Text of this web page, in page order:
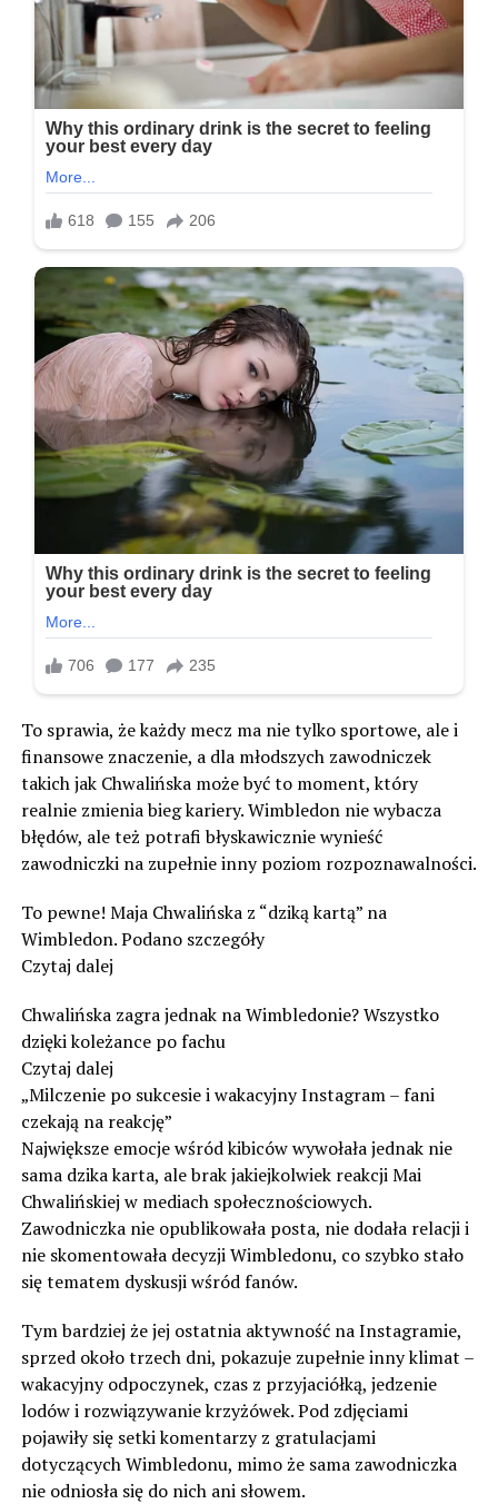
To sprawia, że każdy mecz ma nie tylko sportowe, ale i
finansowe znaczenie, a dla młodszych zawodniczek
takich jak Chwalińska może być to moment, który
realnie zmienia bieg kariery. Wimbledon nie wybacza
błędów, ale też potrafi błyskawicznie wynieść
zawodniczki na zupełnie inny poziom rozpoznawalności.
To pewne! Maja Chwalińska z “dziką kartą” na
Wimbledon. Podano szczegóły
Czytaj dalej
Chwalińska zagra jednak na Wimbledonie? Wszystko
dzięki koleżance po fachu
Czytaj dalej
„Milczenie po sukcesie i wakacyjny Instagram – fani
czekają na reakcję”
Największe emocje wśród kibiców wywołała jednak nie
sama dzika karta, ale brak jakiejkolwiek reakcji Mai
Chwalińskiej w mediach społecznościowych.
Zawodniczka nie opublikowała posta, nie dodała relacji i
nie skomentowała decyzji Wimbledonu, co szybko stało
się tematem dyskusji wśród fanów.
Tym bardziej że jej ostatnia aktywność na Instagramie,
sprzed około trzech dni, pokazuje zupełnie inny klimat –
wakacyjny odpoczynek, czas z przyjaciółką, jedzenie
lodów i rozwiązywanie krzyżówek. Pod zdjęciami
pojawiły się setki komentarzy z gratulacjami
dotyczących Wimbledonu, mimo że sama zawodniczka
nie odniosła się do nich ani słowem.